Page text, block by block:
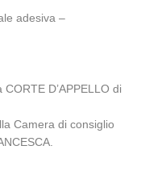
adesiva –
D’APPELLO di
Camera di consiglio